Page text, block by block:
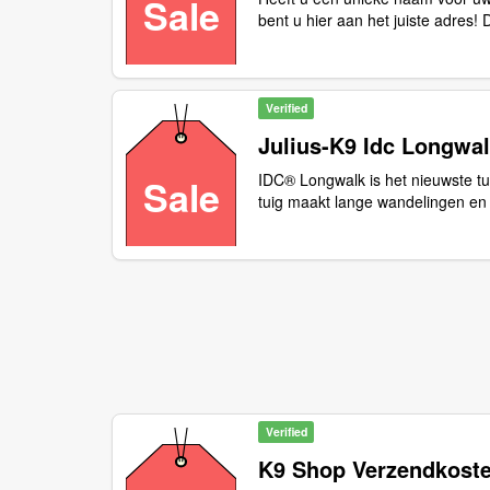
Sale
bent u hier aan het juiste adres!
worden gedrukt met witte
glow in the dark. Dit geldt ook
(Hoofdletters, spaties, etc)
Sale
Verified
Julius-K9 Idc
IDC® Longwalk is het nieuwste
tuig maakt lange wandelingen
Verified
K9 Shop